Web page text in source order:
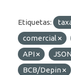
Etiquetas:
comercial
API
JSON
BCB/Depin